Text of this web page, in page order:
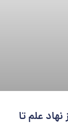
علم تا